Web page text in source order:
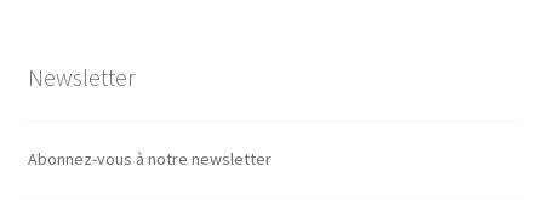
Newsletter
Abonnez-vous à notre newsletter